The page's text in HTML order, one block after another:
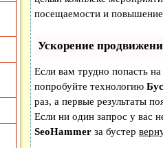
посещаемости и
Ускорение
Если вам трудно попасть
попробуйте технологию
раз, а первые результаты
Если ни один запрос у вас
SeoHammer за бустер